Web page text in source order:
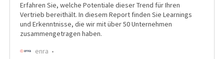
Erfahren Sie, welche Potentiale dieser Trend für Ihren
Vertrieb bereithält. In diesem Report finden Sie Learnings
und Erkenntnisse, die wir mit über 50 Unternehmen
zusammengetragen haben.
enra